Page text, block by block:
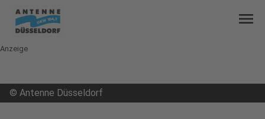
menu
Anzeige
© Antenne Düsseldorf